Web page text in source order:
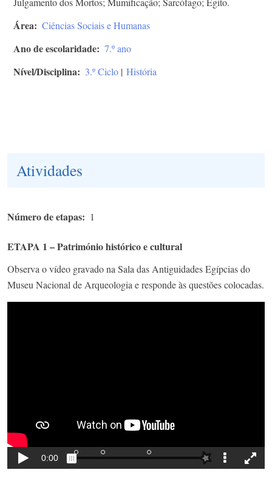
Área Ciências Sociais e Humanas
Ano de escolaridade 7.º ano
Nível/Disciplina 3.º Ciclo | História
Atividades
Número de etapas 1
ETAPA 1 – Património histórico e cultural
Observa o vídeo gravado na Sala das Antiguidades Egípcias do
Museu Nacional de Arqueologia e responde às questões colocadas.